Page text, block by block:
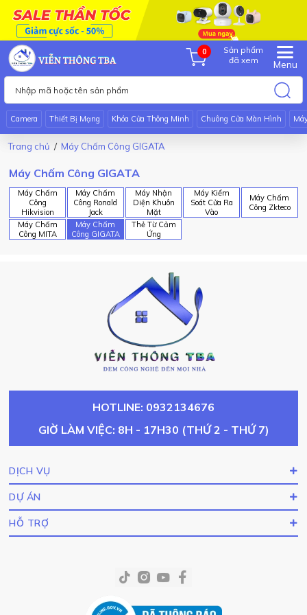
0
Sản phẩm
đã xem
Menu
Camera Thiết Bị Mạng Khóa Cửa Thông Minh Chuông Cửa Màn Hình
Trang chủ Máy Chấm Công GIGATA
Máy Chấm Công GIGATA
Máy Chấm
Công
Hikvision
Máy Chấm
Công Ronald
Jack
Máy Nhận
Diện Khuôn
Mặt
Máy Kiểm
Soát Cửa Ra
Vào
Máy Chấm
Công Zkteco
Máy Chấm
Công MITA
Máy Chấm
Công GIGATA
Thẻ Từ Cảm
Ứng
HOTLINE: 0932134676
GIỜ LÀM VIỆC: 8H - 17H30 (THỨ 2 - THỨ 7)
DỊCH VỤ
DỰ ÁN
HỖ TRỢ